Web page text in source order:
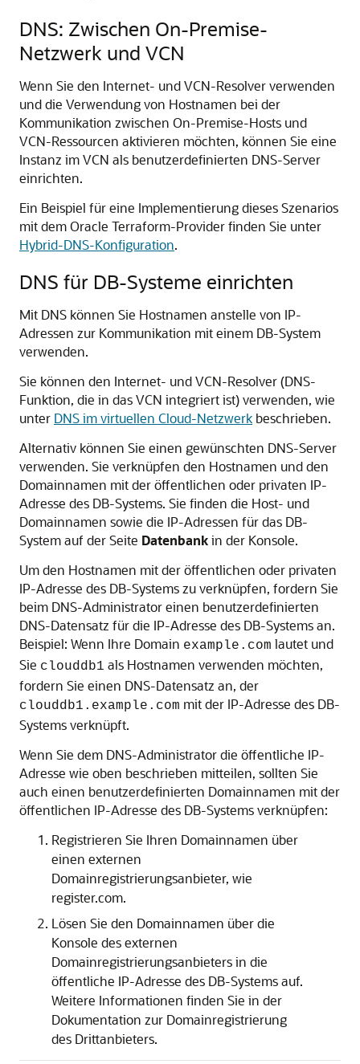
DNS: Zwischen On-Premise-
Netzwerk und VCN
Wenn Sie den Internet- und VCN-Resolver verwenden
und die Verwendung von Hostnamen bei der
Kommunikation zwischen On-Premise-Hosts und
VCN-Ressourcen aktivieren möchten, können Sie eine
Instanz im VCN als benutzerdefinierten DNS-Server
einrichten.
Ein Beispiel für eine Implementierung dieses Szenarios
mit dem Oracle Terraform-Provider finden Sie unter
Hybrid-DNS-Konfiguration.
DNS für DB-Systeme einrichten
Mit DNS können Sie Hostnamen anstelle von IP-
Adressen zur Kommunikation mit einem DB-System
verwenden.
Sie können den Internet- und VCN-Resolver (DNS-
Funktion, die in das VCN integriert ist) verwenden, wie
unter DNS im virtuellen Cloud-Netzwerk beschrieben.
Alternativ können Sie einen gewünschten DNS-Server
verwenden. Sie verknüpfen den Hostnamen und den
Domainnamen mit der öffentlichen oder privaten IP-
Adresse des DB-Systems. Sie finden die Host- und
Domainnamen sowie die IP-Adressen für das DB-
System auf der Seite Datenbankin der Konsole.
Um den Hostnamen mit der öffentlichen oder privaten
IP-Adresse des DB-Systems zu verknüpfen, fordern Sie
beim DNS-Administrator einen benutzerdefinierten
DNS-Datensatz für die IP-Adresse des DB-Systems an.
Beispiel: Wenn Ihre Domain example.com lautet und
Sie clouddb1 als Hostnamen verwenden möchten,
fordern Sie einen DNS-Datensatz an, der
clouddb1.example.com mit der IP-Adresse des DB-
Systems verknüpft.
Wenn Sie dem DNS-Administrator die öffentliche IP-
Adresse wie oben beschrieben mitteilen, sollten Sie
auch einen benutzerdefinierten Domainnamen mit der
öffentlichen IP-Adresse des DB-Systems verknüpfen:
Registrieren Sie Ihren Domainnamen über
einen externen
Domainregistrierungsanbieter, wie
register.com.
Lösen Sie den Domainnamen über die
Konsole des externen
Domainregistrierungsanbieters in die
öffentliche IP-Adresse des DB-Systems auf.
Weitere Informationen finden Sie in der
Dokumentation zur Domainregistrierung
des Drittanbieters.